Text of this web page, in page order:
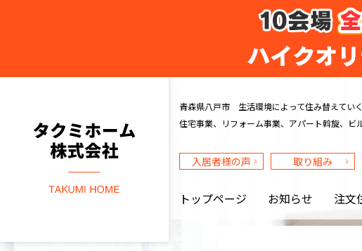
青森県八戸市 生活環境によって住み替えていく
住宅事業、リフォーム事業、アパート斡旋、ビ
入居者様の声 取り組み
トップページ お知らせ 注文